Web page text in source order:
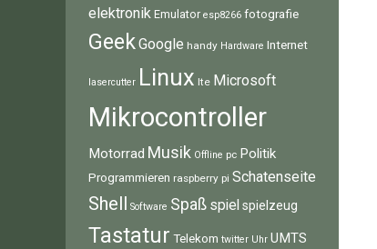
elektronik Emulator esp8266 fotografie
GeekGoogle handy Hardware Internet
lasercutter Linux lte Microsoft
Mikrocontroller
Motorrad Musik Offline pc Politik
Programmieren raspberry pi Schatenseite
Shell Software Spaß spiel spielzeug
Tastatur Telekom twitter Uhr UMTS